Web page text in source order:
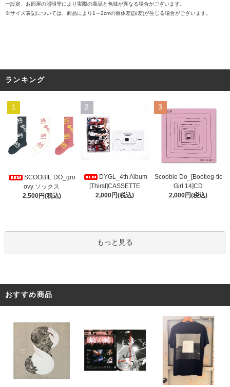
ー設定、お部屋の照明等により実際の商品と色味が異なる場合がございます。
※サイズ表記については、商品により1～2cmの個体差(誤差)が生じる場合がございます。
ランキング
1
SCOOBIE DO_gro
ovy ソックス
2,500円(税込)
2
DYGL_4th Album
[Thirst]CASSETTE
2,000円(税込)
3
Scoobie Do_[Bootleg-tic
Girl 14]CD
2,000円(税込)
もっと見る
おすすめ商品